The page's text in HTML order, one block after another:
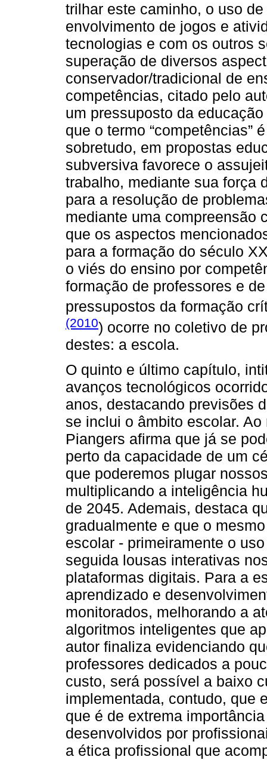
trilhar este caminho, o uso
envolvimento de jogos e
tecnologias e com os outros
superação de diversos
conservador/tradicional de
competências, citado pelo
um pressuposto da
que o termo “competências”
sobretudo, em propostas
subversiva favorece o
trabalho, mediante sua força
para a resolução de
mediante uma compreensão
que os aspectos
para a formação do século
o viés do ensino por
formação de professores e
pressupostos da formação
(2010) ocorre no coletivo de
destes: a escola.
O quinto e último capítulo,
avanços tecnológicos
anos, destacando previsões
se inclui o âmbito escolar.
Piangers afirma que já se
perto da capacidade de um
que poderemos plugar
multiplicando a inteligência
de 2045. Ademais, destaca
gradualmente e que o
escolar - primeiramente o
seguida lousas interativas
plataformas digitais. Para a
aprendizado e
monitorados, melhorando a
algoritmos inteligentes que
autor finaliza evidenciando
professores dedicados a
custo, será possível a baixo
implementada, contudo, que
que é de extrema
desenvolvidos por
a ética profissional que